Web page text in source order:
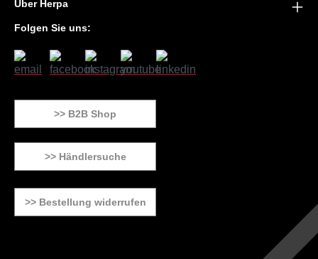
Über Herpa
Folgen Sie uns:
>> B2B Shop
>> Händlersuche
>> Bestellung widerrufen